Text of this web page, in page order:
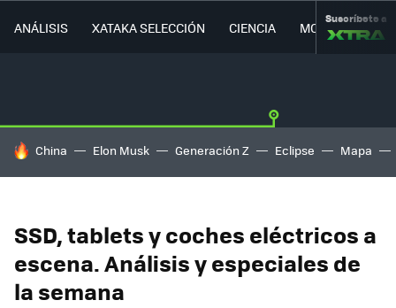
ANÁLISIS XATAKA SELECCIÓN CIENCIA MOVILIDAD
Suscríbete a
HOY SE HABLA DE
China Elon Musk Generación Z Eclipse Mapa
SSD, tablets y coches eléctricos a
escena. Análisis y especiales de
la semana